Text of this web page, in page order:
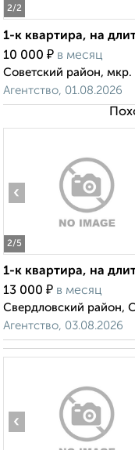
2/2
1-к квартира, на
10 000 ₽ в месяц
Советский район,
Агентство, 01.08.2026
2/5
‹
1-к квартира, на
13 000 ₽ в месяц
Свердловский район,
Агентство, 03.08.2026
‹